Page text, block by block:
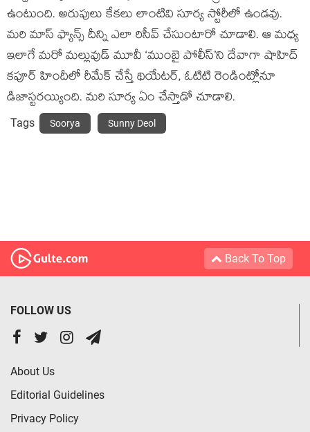
ఉంటుంది. అరుపులు కేకలు లాంటివి సూర్య స్టోరీలో ఉండవు.
మరి మాస్ ఫ్యాన్స్ దీన్ని ఎలా రిసీవ్ చేసుంటారో చూడాలి. ఆ మధ్య
ఇలాగే మరో మల్లువుడ్ మూవీ ‘ముంబై పోలీస్’ని దేవాగా షాహిద్
కపూర్ హిందీలో రీమేక్ చేస్తే థియేటర్, ఓటిటి రెండింట్లోనూ
డిజాస్టరయ్యింది. మరి సూర్య ఏం చేస్తాడో చూడాలి.
Tags Soorya Sunny Deol
Back To Top
FOLLOW US
About Us
Editorial Guidelines
Privacy Policy